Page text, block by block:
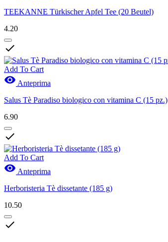
TEEKANNE Türkischer Apfel Tee (20 Beutel)
4.20

Add To Cart
 Anteprima
Salus Tè Paradiso biologico con vitamina C (15 pz.)
6.90

Add To Cart
 Anteprima
Herboristeria Tè dissetante (185 g)
10.50
